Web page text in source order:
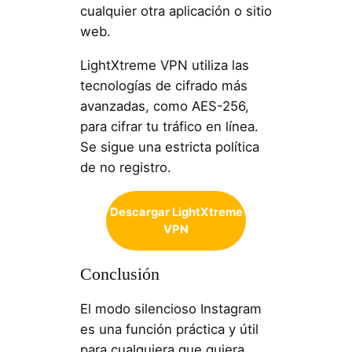
cualquier otra aplicación o sitio
web.
LightXtreme VPN utiliza las
tecnologías de cifrado más
avanzadas, como AES-256,
para cifrar tu tráfico en línea.
Se sigue una estricta política
de no registro.
Descargar LightXtreme
VPN
Conclusión
El modo silencioso Instagram
es una función práctica y útil